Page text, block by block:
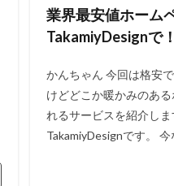
業界最安値ホーム
TakamiyDesignで
かんちゃん 今回は格安
けどどこか暖かみのあ
れるサービスを紹介し
TakamiyDesignです。